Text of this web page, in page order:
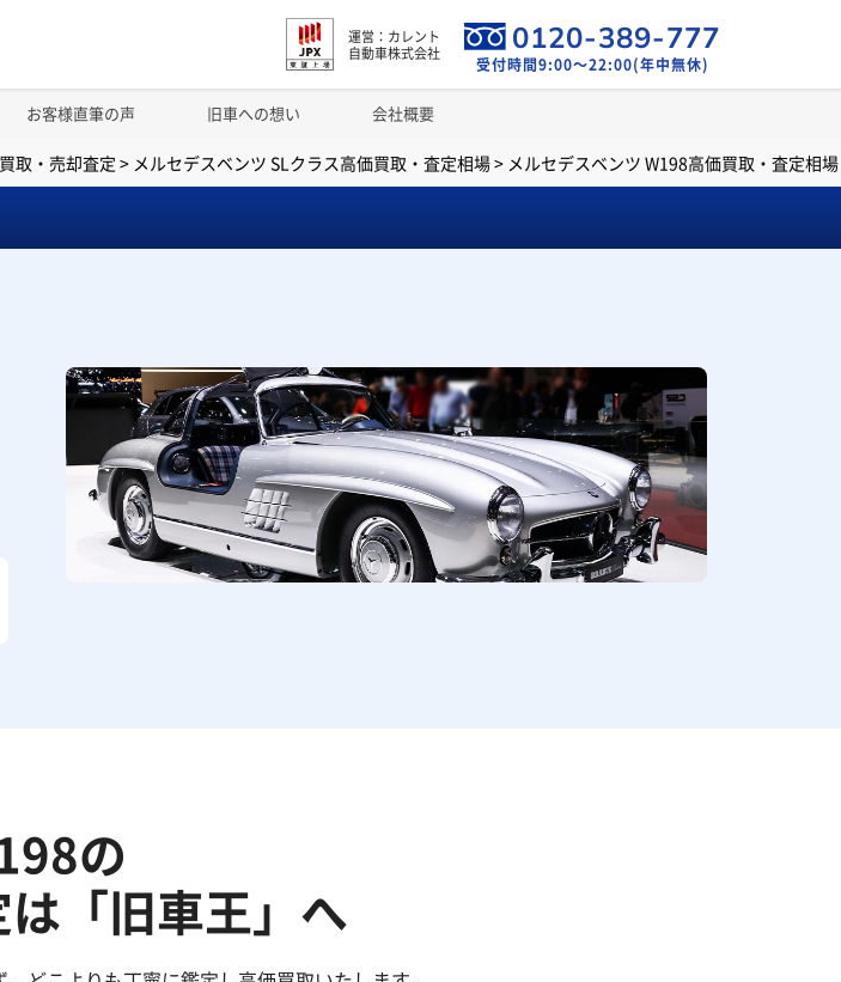
運営：カレント
自動車株式会社
0120-389-777
受付時間9:00～22:00(年中無休)
お客様直筆の声 旧車への想い 会社概要
取・売却査定 > メルセデスベンツ SLクラス高価買取・査定相場> メルセデスベンツ W198高価買取・査定相場
の
「旧車王」へ